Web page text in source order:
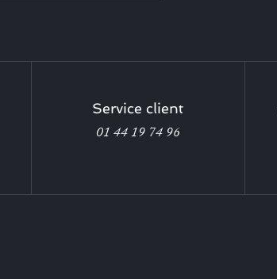
Service client
01 44 19 74 96